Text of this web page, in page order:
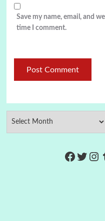
Save my name, email, and
time I comment.
https://